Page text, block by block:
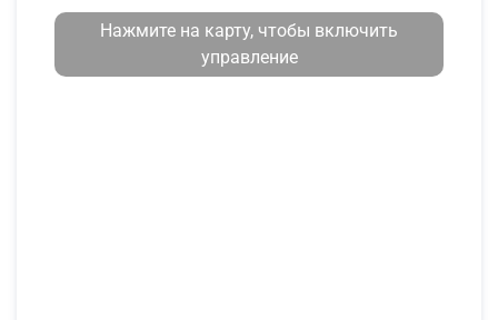
Нажмите на карту, чтобы включить
управление